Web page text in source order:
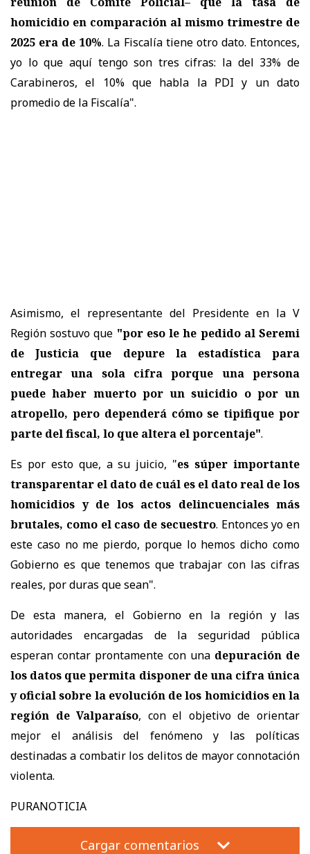
homicidio en comparación al mismo trimestre de
2025 era de 10%. La Fiscalía tiene otro dato. Entonces,
yo lo que aquí tengo son tres cifras: la del 33% de
Carabineros, el 10% que habla la PDI y un dato
promedio de la Fiscalía".
Asimismo, el representante del Presidente en la V
Región sostuvo que "por eso le he pedido al Seremi
de Justicia que depure la estadística para
entregar una sola cifra porque una persona
puede haber muerto por un suicidio o por un
atropello, pero dependerá cómo se tipifique por
parte del fiscal, lo que altera el porcentaje".
Es por esto que, a su juicio, "es súper importante
transparentar el dato de cuál es el dato real de los
homicidios y de los actos delincuenciales más
brutales, como el caso de secuestro. Entonces yo en
este caso no me pierdo, porque lo hemos dicho como
Gobierno es que tenemos que trabajar con las cifras
reales, por duras que sean".
De esta manera, el Gobierno en la región y las
autoridades encargadas de la seguridad pública
esperan contar prontamente con una depuración de
los datos que permita disponer de una cifra única
y oficial sobre la evolución de los homicidios en la
región de Valparaíso, con el objetivo de orientar
mejor el análisis del fenómeno y las políticas
destinadas a combatir los delitos de mayor connotación
violenta.
PURANOTICIA
Cargar comentarios